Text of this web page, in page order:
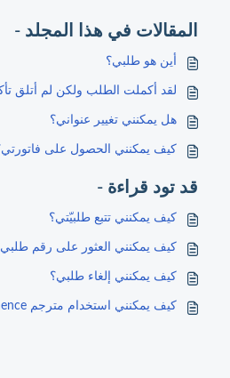
المقالات في هذا المجلد -
أين هو طلبي؟
لقد أكملت الطلب ولكن لم أتلق
هل يمكنني تغيير عنواني؟
كيف يمكنني الحصول على
قد تود قراءة -
كيف يمكنني تتبع طلبيّتي؟
كيف يمكنني العثور على رقم
كيف يمكنني إلغاء طلبي؟
كيف يمكنني استخدام مترجم Muama Enence الفوري؟